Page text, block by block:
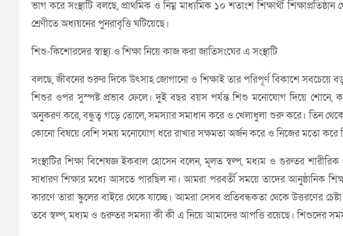
ভাগ করে সংস্থাটি বলছে, প্রাথমিক ও নিম্ন মাধ্যমিক ১০ শতাংশ শিক্ষার্থী
শ্রেণীতে অধ্যয়নের পুনরাবৃত্তি ঘটিয়েছে।
শিশু-কিশোরদের স্বাস্থ্য ও শিক্ষা নিয়ে কাজ করা জাতিসংঘের এ সংস্থাটি
বলছে, জীবনের শুরুর দিকে উৎসাহ জোগানো ও শিক্ষাই তার পরিপূর্ণ বিকাশে সবচেয়ে
শিশুর ওপর সুস্পষ্ট প্রভাব ফেলে। দুই বছর বয়স পর্যন্ত শিশু মনোযোগ দিয়ে শোনে,
অনুকরণ করে, বন্ধুত্ব গড়ে তোলে, সমস্যার সমাধান করে ও খেলাধুলা শুরু করে। তিন
কোনো বিষয়ে বেশি সময় মনোযোগ ধরে রাখার সক্ষমতা অর্জন করে ও নিজের মতো করে
সংস্থাটির শিক্ষা বিশেষজ্ঞ ইকবাল হোসেন বলেন, মূলত স্বল্প, মধ্যম ও গুরুতর
সাধারণ শিক্ষার মধ্যে আসতে পারছিল না। আমরা পরবর্তী সময়ে তাদের আনুষ্ঠানিক
কারণে তারা স্কুলের বাইরে থেকে যাচ্ছে। আমরা সেসব প্রতিবন্ধকতা থেকে উত্তরণের
তবে স্বল্প, মধ্যম ও গুরুতর সমস্যা কী কী এ নিয়ে আমাদের আপত্তি রয়েছে। শিশুদের